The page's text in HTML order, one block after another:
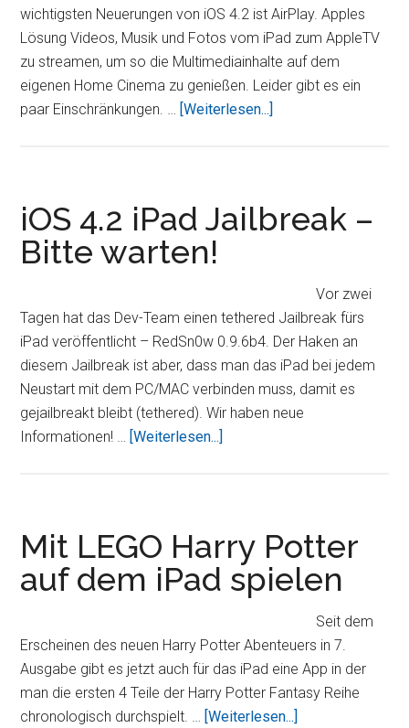
wichtigsten Neuerungen von iOS 4.2 ist AirPlay. Apples
Lösung Videos, Musik und Fotos vom iPad zum AppleTV
zu streamen, um so die Multimediainhalte auf dem
eigenen Home Cinema zu genießen. Leider gibt es ein
paar Einschränkungen. … [Weiterlesen...]
erst
iOS 4.2 iPad Jailbreak –
Bitte warten!
Vor zwei
Tagen hat das Dev-Team einen tethered Jailbreak fürs
iPad veröffentlicht – RedSn0w 0.9.6b4. Der Haken an
diesem Jailbreak ist aber, dass man das iPad bei jedem
Neustart mit dem PC/MAC verbinden muss, damit es
gejailbreakt bleibt (tethered). Wir haben neue
Informationen! … [Weiterlesen...]
Bitte
warten!
Mit LEGO Harry Potter
auf dem iPad spielen
Seit dem
Erscheinen des neuen Harry Potter Abenteuers in 7.
Ausgabe gibt es jetzt auch für das iPad eine App in der
man die ersten 4 Teile der Harry Potter Fantasy Reihe
chronologisch durchspielt. … [Weiterlesen...]